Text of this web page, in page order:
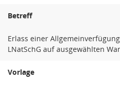
Betreff
Erlass einer
LNatSchG auf ausgewählten
Vorlage